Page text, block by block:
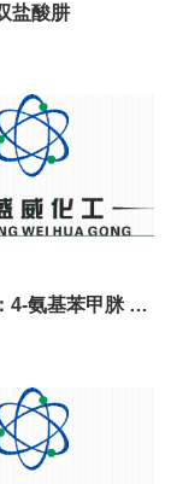
盐酸肼
氨基苯甲脒 直